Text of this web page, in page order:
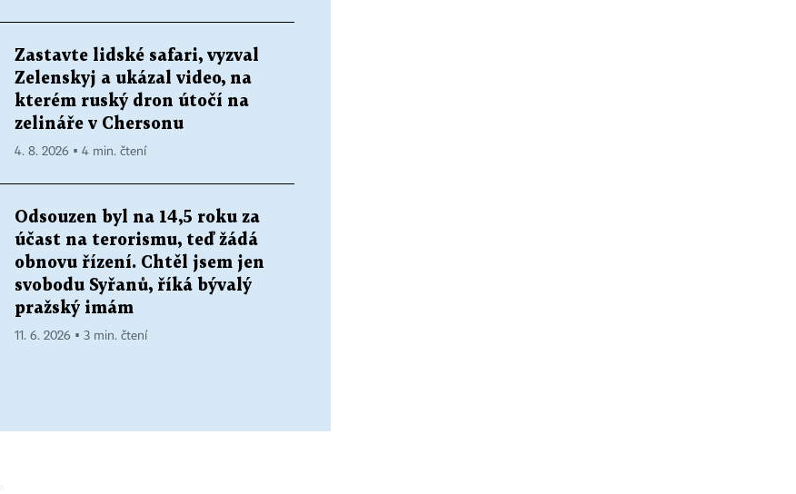
Zastavte lidské safari, vyzval
Zelenskyj a ukázal video, na
kterém ruský dron útočí na
zelináře v Chersonu
4. 8. 2026 ▪ 4 min. čtení
Odsouzen byl na 14,5 roku za
účast na terorismu, teď žádá
obnovu řízení. Chtěl jsem jen
svobodu Syřanů, říká bývalý
pražský imám
11. 6. 2026 ▪ 3 min. čtení